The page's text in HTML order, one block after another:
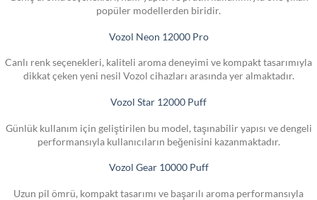
popüler modellerden biridir.
Vozol Neon 12000 Pro
Canlı renk seçenekleri, kaliteli aroma deneyimi ve kompakt tasarımıyla
dikkat çeken yeni nesil Vozol cihazları arasında yer almaktadır.
Vozol Star 12000 Puff
Günlük kullanım için geliştirilen bu model, taşınabilir yapısı ve dengeli
performansıyla kullanıcıların beğenisini kazanmaktadır.
Vozol Gear 10000 Puff
Uzun pil ömrü, kompakt tasarımı ve başarılı aroma performansıyla